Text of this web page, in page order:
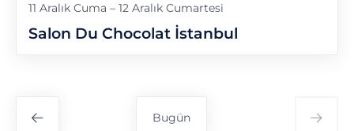
11 Aralık Cuma – 12 Aralık Cumartesi
Salon Du Chocolat İstanbul
Bugün